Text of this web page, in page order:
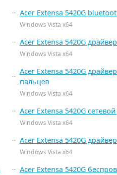
Acer Extensa 5420G
Windows Vista x64
Acer Extensa 5420G
Windows Vista x64
Acer Extensa 5420G
пальцев
Windows Vista x64
Acer Extensa 5420G
Windows Vista x64
Acer Extensa 5420G
Windows Vista x64
Acer Extensa 5420G